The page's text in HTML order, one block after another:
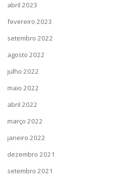
abril 2023
fevereiro 2023
setembro 2022
agosto 2022
julho 2022
maio 2022
abril 2022
março 2022
janeiro 2022
dezembro 2021
setembro 2021